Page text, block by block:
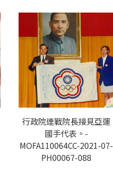
行政院連戰院長接見亞運
國手代表。-
MOFA110064CC-2021-07-
PH00067-088